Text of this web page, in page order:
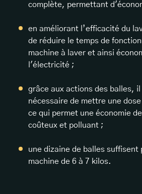
complète, permettant
en améliorant l’efficacité du
de réduire le temps de
machine à laver et ainsi
l'électricité ;
grâce aux actions des balles, il
nécessaire de mettre une
ce qui permet une économie
coûteux et polluant ;
une dizaine de balles suffisent
machine de 6 à 7 kilos.